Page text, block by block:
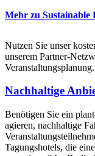
Mehr zu Sustainable
Nutzen Sie unser
unserem Partner-
Veranstaltungsplanung.
Nachhaltige
Benötigen Sie ein
agieren, nachhaltige
Tagungshotels, die